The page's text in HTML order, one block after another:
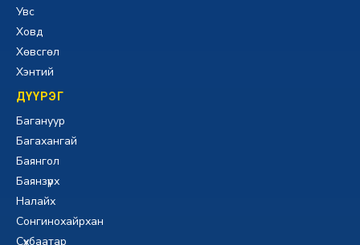
Увс
Ховд
Хөвсгөл
Хэнтий
ДҮҮРЭГ
Багануур
Багахангай
Баянгол
Баянзүрх
Налайх
Сонгинохайрхан
Сүхбаатар